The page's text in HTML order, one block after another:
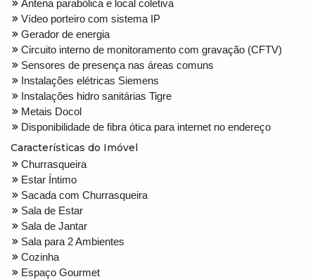
Antena parabólica e local coletiva
Vídeo porteiro com sistema IP
Gerador de energia
Circuito interno de monitoramento com gravação (CFTV)
Sensores de presença nas áreas comuns
Instalações elétricas Siemens
Instalações hidro sanitárias Tigre
Metais Docol
Disponibilidade de fibra ótica para internet no endereço
Características do Imóvel
Churrasqueira
Estar Íntimo
Sacada com Churrasqueira
Sala de Estar
Sala de Jantar
Sala para 2 Ambientes
Cozinha
Espaço Gourmet